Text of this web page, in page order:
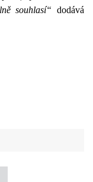
souhlasí“ dodává